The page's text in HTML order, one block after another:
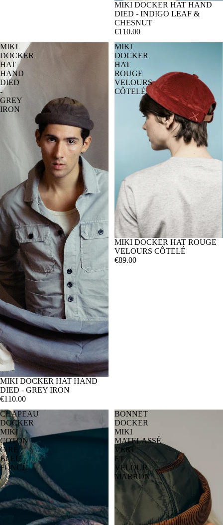
SOLD OUT
MIKI DOCKER HAT HAND
DIED - INDIGO LEAF &
CHESNUT
€110.00
MIKI
DOCKER
HAT
HAND
DIED
-
GREY
IRON
MIKI DOCKER HAT HAND
DIED - GREY IRON
€110.00
MIKI
DOCKER
HAT
ROUGE
VELOURS
CÔTELÉ
MIKI DOCKER HAT ROUGE
VELOURS CÔTELÉ
€89.00
CHAPEAU
DOCKER
MIKI
COTON
CIRÉ
BLEU
FONCÉ
BONNET
DOCKER
MIKI
MATELASSÉ
VERT
ET
VELOUR
MARRON
10% DE RÉDUCTION SUR VOTRE 1ÈRE COMMANDE
en vous abonnant à notre newsletter.
Code disponible à la fin de ce formulaire ou par email
JE M'ABONNE
En cliquant sur le bouton « JE M'ABONNE », vous acceptezla politique de confidentialité de Béton Ciré.